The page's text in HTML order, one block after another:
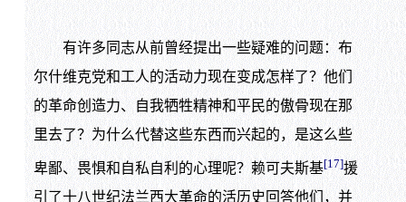
有许多同志从前曾经提出一些疑难的问题：布
尔什维克党和工人的活动力现在变成怎样了？他们
的革命创造力、自我牺牲精神和平民的傲骨现在那
里去了？为什么代替这些东西而兴起的，是这么些
卑鄙、畏惧和自私自利的心理呢？赖可夫斯基[17]援
引了十八世纪法兰西大革命的活历史回答他们，并